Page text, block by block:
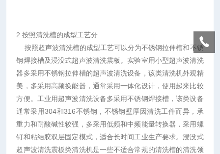
2.按照清洗槽的成型工艺分
按照超声波清洗槽的成型工艺可以分为不锈钢拉伸槽和不锈
钢焊接槽及浸没式超声波清洗震板。实验室用小型超声波清洗
器多采用不锈钢拉伸槽的超声波清洗设备，该类清洗机外观精
美，多采用高频换能器，通常采用一体化设计，使用起来比较
方便。工业用超声波清洗设备多采用不锈钢焊接槽，该类设备
通常采用304和316不锈钢，不锈钢壁厚因清洗工件而异，承
重力和耐酸碱性较强，多采用低频和中频能量转换器，采用螺
钉和粘结胶双层固定模式，适合长时间工业生产要求。浸没式
超声波清洗震板类清洗机是一些不适合常规的清洗槽的清洗领